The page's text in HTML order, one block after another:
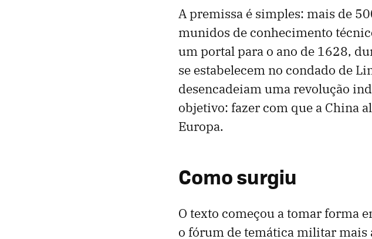
A premissa é simples: mais de
munidos de conhecimento
um portal para o ano de 1628,
se estabelecem no condado de
desencadeiam uma revolução
objetivo: fazer com que a China
Europa.
Como surgiu
O texto começou a tomar forma
o fórum de temática militar mais